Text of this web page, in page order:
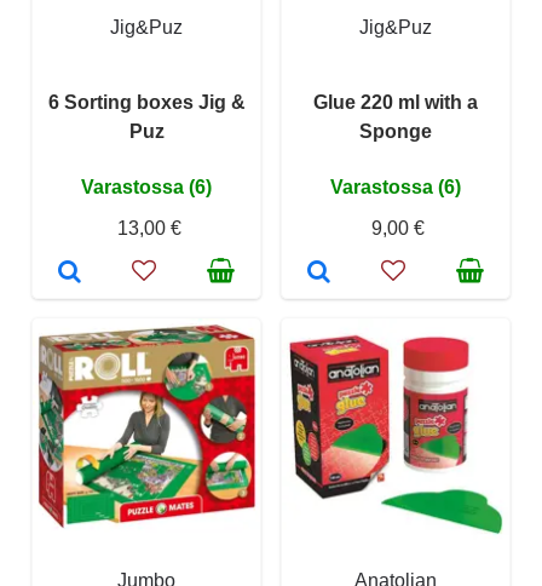
Jig&Puz
6 Sorting boxes Jig &
Puz
Varastossa (6)
13,00 €
Jig&Puz
Glue 220 ml with a
Sponge
Varastossa (6)
9,00 €
Jumbo Anatolian